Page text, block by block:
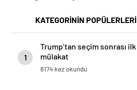
KATEGORİNİN POPÜLERLERİ
1
Trump’tan seçim sonrası ilk
mülakat
8174 kez okundu